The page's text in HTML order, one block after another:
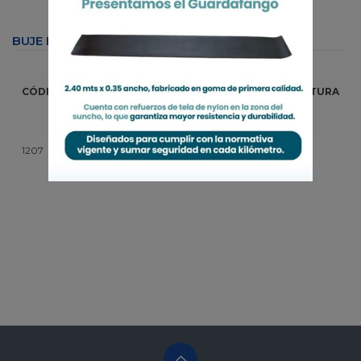
BUJE LANZA PRATTI
CÓDIGO DESCRIPCIÓN
DIAM.
INTERIOR
(mm)
DIAM.
EXTERIOR
ALTURA
1207
BUJE LAN.
52 66 - 90 109